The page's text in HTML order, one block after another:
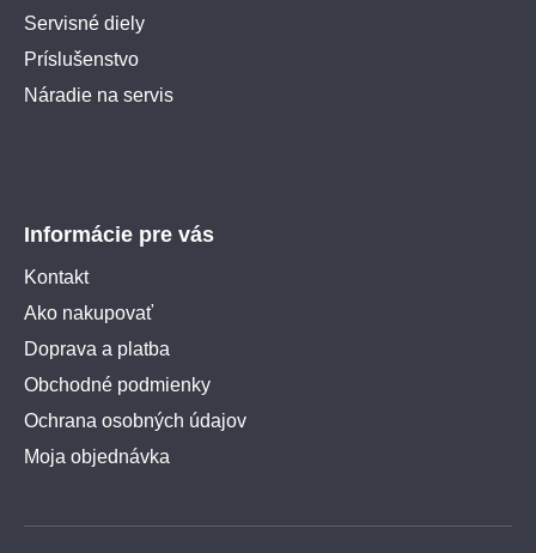
Servisné diely
Príslušenstvo
Náradie na servis
Informácie pre vás
Kontakt
Ako nakupovať
Doprava a platba
Obchodné podmienky
Ochrana osobných údajov
Moja objednávka